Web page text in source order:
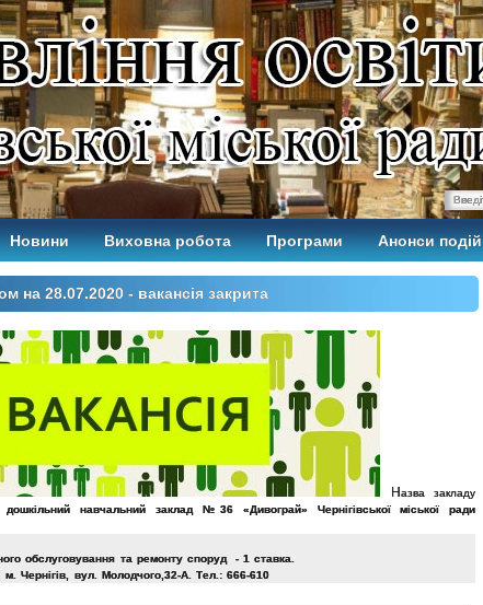
Новини Виховна робота Програми Анонси подій
на 28.07.2020 - вакансія закрита
Назва закладу
дошкільний навчальний заклад №36 «Дивограй» Чернігівської міської ради
обслуговування та ремонту споруд - 1 ставка.
м. Чернігів, вул. Молодчого,32-А. Тел.: 666-610